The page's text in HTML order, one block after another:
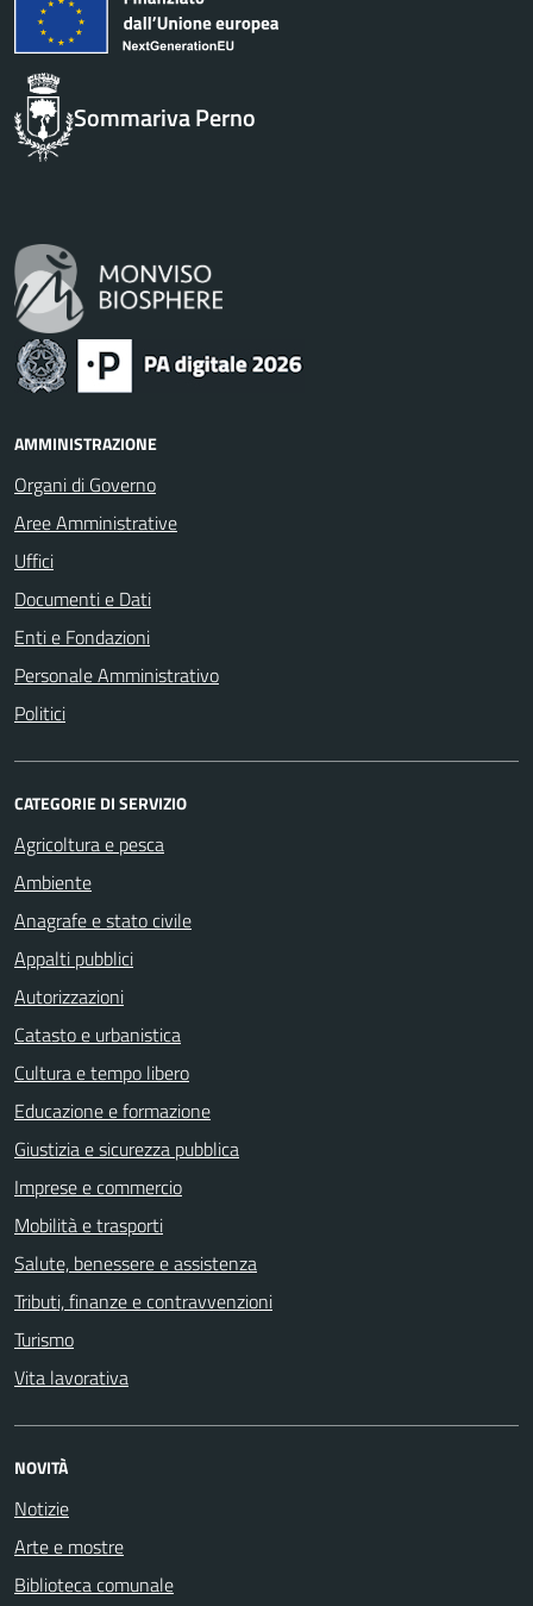
Sommariva Perno
AMMINISTRAZIONE
Organi di Governo
Aree Amministrative
Uffici
Documenti e Dati
Enti e Fondazioni
Personale Amministrativo
Politici
CATEGORIE DI SERVIZIO
Agricoltura e pesca
Ambiente
Anagrafe e stato civile
Appalti pubblici
Autorizzazioni
Catasto e urbanistica
Cultura e tempo libero
Educazione e formazione
Giustizia e sicurezza pubblica
Imprese e commercio
Mobilità e trasporti
Salute, benessere e assistenza
Tributi, finanze e contravvenzioni
Turismo
Vita lavorativa
NOVITÀ
Notizie
Arte e mostre
Biblioteca comunale